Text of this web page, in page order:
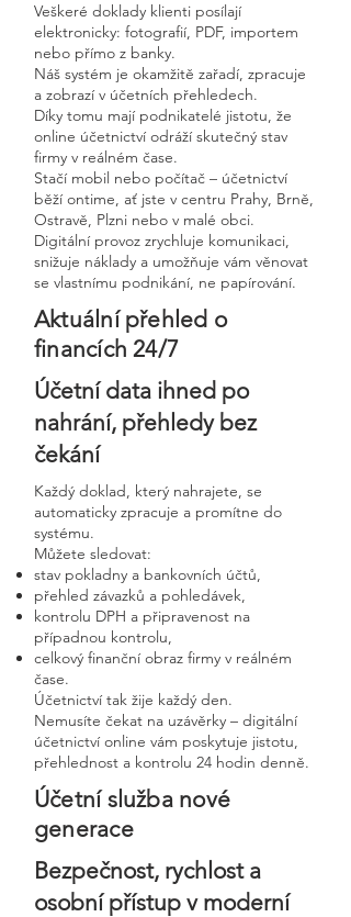
Veškeré doklady klienti posílají
elektronicky: fotografií, PDF, importem
nebo přímo z banky.
Náš systém je okamžitě zařadí, zpracuje
a zobrazí v účetních přehledech.
Díky tomu mají podnikatelé jistotu, že
online účetnictví odráží skutečný stav
firmy v reálném čase.
Stačí mobil nebo počítač – účetnictví
běží ontime, ať jste v centru Prahy, Brně,
Ostravě, Plzni nebo v malé obci.
Digitální provoz zrychluje komunikaci,
snižuje náklady a umožňuje vám věnovat
se vlastnímu podnikání, ne papírování.
Aktuální přehled o
financích 24/7
Účetní data ihned po
nahrání, přehledy bez
čekání
Každý doklad, který nahrajete, se
automaticky zpracuje a promítne do
systému.
Můžete sledovat:
stav pokladny a bankovních účtů,
přehled závazků a pohledávek,
kontrolu DPH a připravenost na
případnou kontrolu,
celkový finanční obraz firmy v reálném
čase.
Účetnictví tak žije každý den.
Nemusíte čekat na uzávěrky – digitální
účetnictví online vám poskytuje jistotu,
přehlednost a kontrolu 24 hodin denně.
Účetní služba nové
generace
Bezpečnost, rychlost a
osobní přístup v moderní